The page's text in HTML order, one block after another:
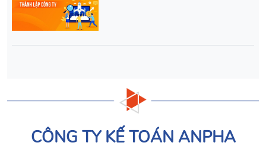
CÔNG TY KẾ TOÁN ANPHA